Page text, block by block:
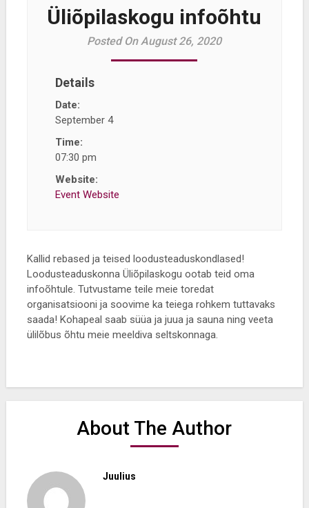
Üliõpilaskogu infoõhtu
Posted On August 26, 2020
Details
Date:
September 4
Time:
07:30 pm
Website:
Event Website
Kallid rebased ja teised loodusteaduskondlased!
Loodusteaduskonna Üliõpilaskogu ootab teid oma
infoõhtule. Tutvustame teile meie toredat
organisatsiooni ja soovime ka teiega rohkem tuttavaks
saada! Kohapeal saab süüa ja juua ja sauna ning veeta
ülilõbus õhtu meie meeldiva seltskonnaga.
About The Author
Juulius